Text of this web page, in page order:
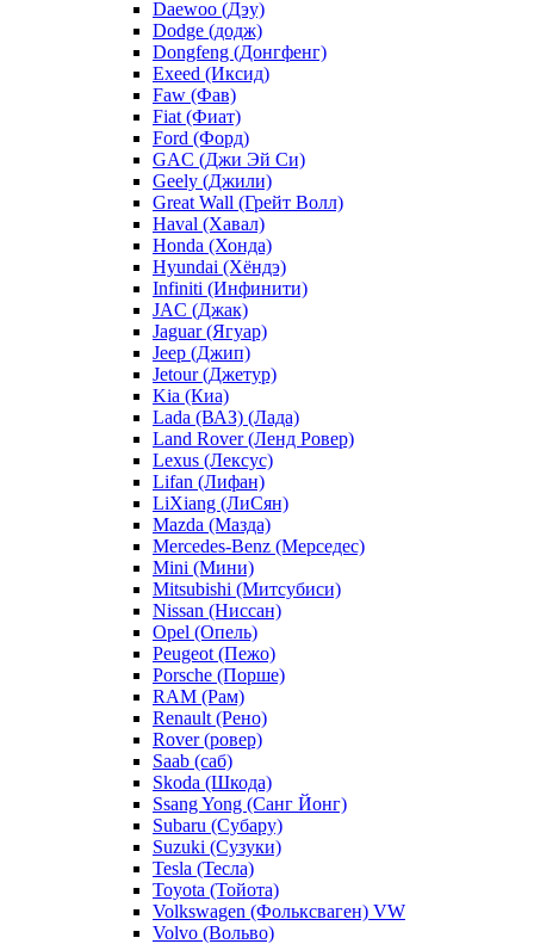
Daewoo (Дэу)
Dodge (додж)
Dongfeng (Донгфенг)
Exeed (Иксид)
Faw (Фав)
Fiat (Фиат)
Ford (Форд)
GAC (Джи Эй Си)
Geely (Джили)
Great Wall (Грейт Волл)
Haval (Хавал)
Honda (Хонда)
Hyundai (Хёндэ)
Infiniti (Инфинити)
JAC (Джак)
Jaguar (Ягуар)
Jeep (Джип)
Jetour (Джетур)
Kia (Киа)
Lada (ВАЗ) (Лада)
Land Rover (Ленд Ровер)
Lexus (Лексус)
Lifan (Лифан)
LiXiang (ЛиСян)
Mazda (Мазда)
Mercedes-Benz (Мерседес)
Mini (Мини)
Mitsubishi (Митсубиси)
Nissan (Ниссан)
Opel (Опель)
Peugeot (Пежо)
Porsche (Порше)
RAM (Рам)
Renault (Рено)
Rover (ровер)
Saab (саб)
Skoda (Шкода)
Ssang Yong (Санг Йонг)
Subaru (Субару)
Suzuki (Сузуки)
Tesla (Тесла)
Toyota (Тойота)
Volkswagen (Фольксваген) VW
Volvo (Вольво)